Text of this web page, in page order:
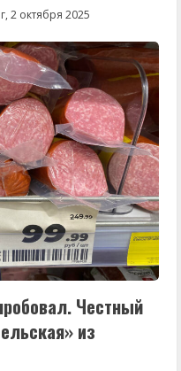
2 октября 2025
Честный
из